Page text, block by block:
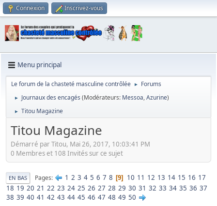
Connexion Inscrivez-vous
Menu principal
Le forum de la chasteté masculine contrôlée ► Forums
► Journaux des encagés (Modérateurs: Messoa,Azurine)
► Titou Magazine
Titou Magazine
Démarré par Titou, Mai 26, 2017, 10:03:41 PM
0 Membres et 108 Invités sur ce sujet
EN BAS Pages 1 2 3 4 5 6 7 8 9 10 11 12 13 14 15 16 17
18 19 20 21 22 23 24 25 26 27 28 29 30 31 32 33 34 35 36 37
38 39 40 41 42 43 44 45 46 47 48 49 50